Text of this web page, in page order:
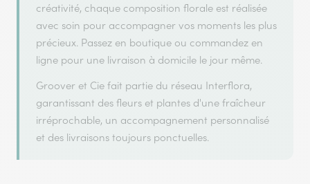
créativité, chaque composition florale est réalisée
avec soin pour accompagner vos moments les plus
précieux. Passez en boutique ou commandez en
ligne pour une livraison à domicile le jour même.
Groover et Cie fait partie du réseau Interflora,
garantissant des fleurs et plantes d'une fraîcheur
irréprochable, un accompagnement personnalisé
et des livraisons toujours ponctuelles.